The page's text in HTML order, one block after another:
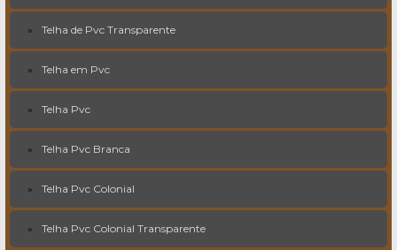
Telha de Pvc Transparente
Telha em Pvc
Telha Pvc
Telha Pvc Branca
Telha Pvc Colonial
Telha Pvc Colonial Transparente